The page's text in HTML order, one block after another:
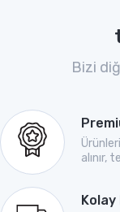
Bizi
alınır,
Kolay